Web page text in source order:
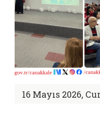
16 Mayıs 2026,